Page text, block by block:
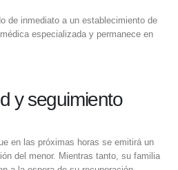
de inmediato a un establecimiento de
especializada y permanece en
y seguimiento
en las próximas horas se emitirá un
del menor. Mientras tanto, su familia